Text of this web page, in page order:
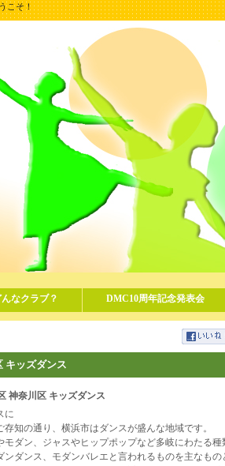
こそ！
なクラブ？ DMC10周年記念発表会
キッズダンス
神奈川区 キッズダンス
に
存知の通り、横浜市はダンスが盛んな地域です。
モダン、ジャスやヒップポップなど多岐にわたる
ンダンス、モダンバレエと言われるものを主なも